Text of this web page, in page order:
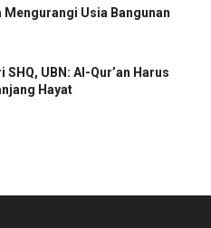
Mengurangi Usia Bangunan
SHQ, UBN: Al-Qur’an Harus
Hayat